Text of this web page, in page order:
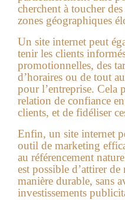
cherchent à toucher
zones géographiques
Un site internet peut
tenir les clients
promotionnelles, des
d’horaires ou de tout
pour l’entreprise. Cela
relation de confiance
clients, et de fidéliser
Enfin, un site internet
outil de marketing
au référencement
est possible d’attirer
manière durable, sans
investissements